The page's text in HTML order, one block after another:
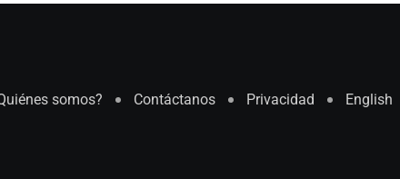
somos? Contáctanos Privacidad English